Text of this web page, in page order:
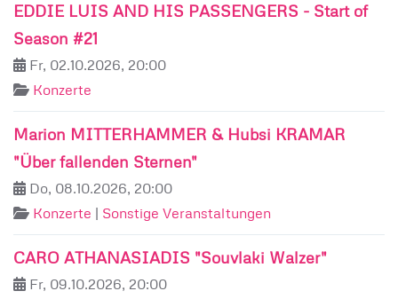
EDDIE LUIS AND HIS PASSENGERS - Start of
Season #21
Fr, 02.10.2026, 20:00
Konzerte
Marion MITTERHAMMER & Hubsi KRAMAR
"Über fallenden Sternen"
Do, 08.10.2026, 20:00
Konzerte | Sonstige Veranstaltungen
CARO ATHANASIADIS "Souvlaki Walzer"
Fr, 09.10.2026, 20:00